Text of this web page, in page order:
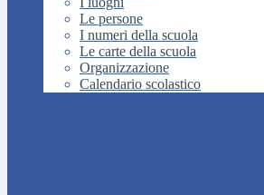
Le persone
I numeri della scuola
Le carte della scuola
Organizzazione
Calendario scolastico